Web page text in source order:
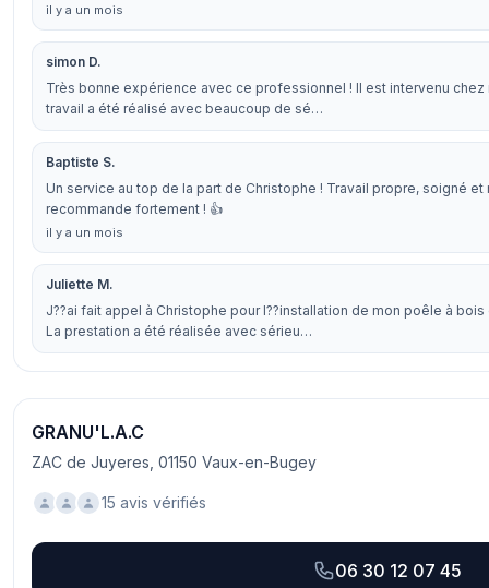
il y a un mois
simon D.
Très bonne expérience avec ce professionnel ! Il est intervenu
travail a été réalisé avec beaucoup de sé…
Baptiste S.
Un service au top de la part de Christophe ! Travail propre, soigné
recommande fortement ! 👍
il y a un mois
Juliette M.
J??ai fait appel à Christophe pour l??installation de mon poêle à
La prestation a été réalisée avec sérieu…
GRANU'L.A.C
ZAC de Juyeres, 01150 Vaux-en-Bugey
15 avis vérifiés
06 30 12 07 45